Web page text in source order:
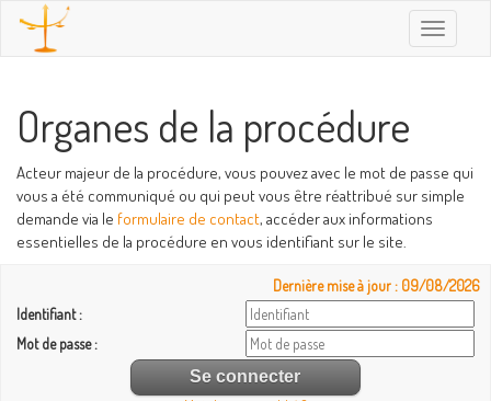
Toggle
Organes de la procédure
Acteur majeur de la procédure, vous pouvez avec le mot de passe qui
vous a été communiqué ou qui peut vous être réattribué sur simple
demande via le formulaire de contact, accéder aux informations
essentielles de la procédure en vous identifiant sur le site.
Dernière mise à jour : 09/08/2026
Identifiant :
Mot de passe :